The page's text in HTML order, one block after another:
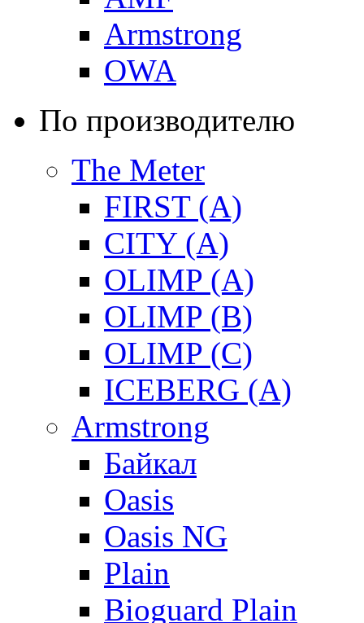
Armstrong
OWA
По производителю
The Meter
FIRST (A)
CITY (A)
OLIMP (A)
OLIMP (B)
OLIMP (C)
ICEBERG (A)
Armstrong
Байкал
Oasis
Oasis NG
Plain
Bioguard Plain